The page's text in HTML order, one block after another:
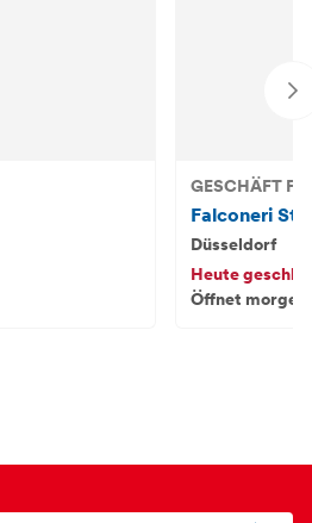
GESCHÄFT
Falconeri
Düsseldorf
Heute
Öffnet morgen